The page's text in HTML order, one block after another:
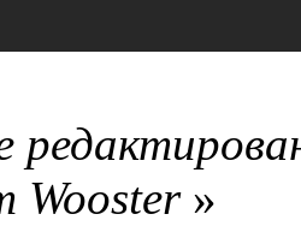
Wooster»